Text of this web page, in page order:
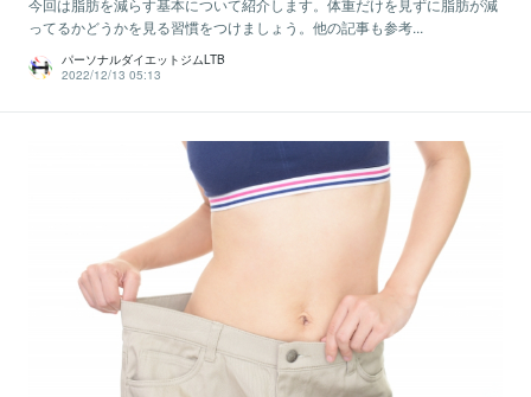
今回は脂肪を減らす基本について紹介します。体重だけを見ずに脂肪が減
ってるかどうかを見る習慣をつけましょう。他の記事も参考...
パーソナルダイエットジムLTB
2022/12/13 05:13